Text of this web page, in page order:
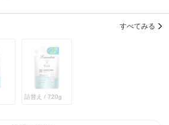
すべてみる
詰替え / 720g